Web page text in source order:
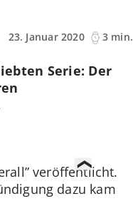
23. Januar 2020
3 min.
Serie: Der
veröffentlicht.
dazu kam